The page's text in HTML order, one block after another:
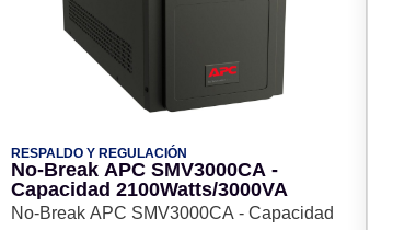
RESPALDO Y REGULACIÓN
No-Break APC SMV3000CA -
Capacidad 2100Watts/3000VA
No-Break APC SMV3000CA - Capacidad